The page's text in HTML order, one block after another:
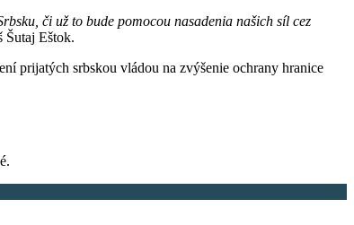
či už to bude pomocou nasadenia našich síl cez
Šutaj Eštok.
prijatých srbskou vládou na zvýšenie ochrany hranice